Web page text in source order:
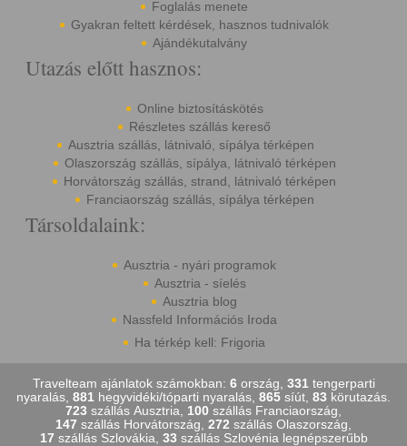
Foglalás menete
Gyakran feltett kérdések, hasznos tudnivalók
Ajándékutalvány
Utazás előtt hasznos:
Online biztosításkötés
Részletes szállás kereső
Ausztria szállás, látnivaló, sípálya térképen
Olaszország szállás, sípálya, látnivaló térképen
Horvátország szállás, strand, látnivaló térképen
Franciaország szállás, sípálya térképen
Társoldalaink:
Ausztria - nyári programok
Ausztria - síelés
Ausztria blog
Nassfeld Információs Iroda
Ha térkép kell: Frigoria
Travelteam ajánlatok számokban: 6ország, 331 tengerparti
nyaralás, 881 hegyvidéki/tóparti nyaralás, 865 síút, 83 körutazás.
723 szállás Ausztria, 100 szállás Franciaország,
147 szállás Horvátország, 272 szállás Olaszország,
17 szállás Szlovákia, 33 szállás Szlovénia legnépszerűbb